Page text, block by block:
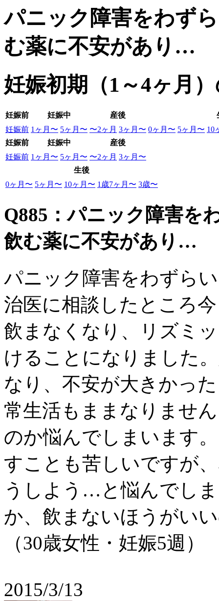
パニック障害をわず
む薬に不安があり…
妊娠初期（1～4ヶ月
妊娠前 妊娠中 産後
妊娠前 1ヶ月〜 5ヶ月〜 〜2ヶ月 3ヶ月〜 0ヶ月〜 5ヶ月〜 10
妊娠前
妊娠中
産後
妊娠前 1ヶ月〜 5ヶ月〜 〜2ヶ月 3ヶ月〜
生後
0ヶ月〜 5ヶ月〜 10ヶ月〜 1歳7ヶ月〜 3歳〜
Q885：パニック障害を
飲む薬に不安があり…
パニック障害をわずら
治医に相談したところ
飲まなくなり、リズミ
けることになりました
なり、不安が大きかっ
常生活もままなりませ
のか悩んでしまいます
すことも苦しいですが
うしよう…と悩んでし
か、飲まないほうがい
（30歳女性・妊娠5週）
2015/3/13